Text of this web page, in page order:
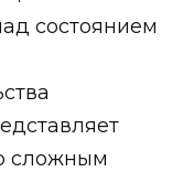
состоянием
сложным